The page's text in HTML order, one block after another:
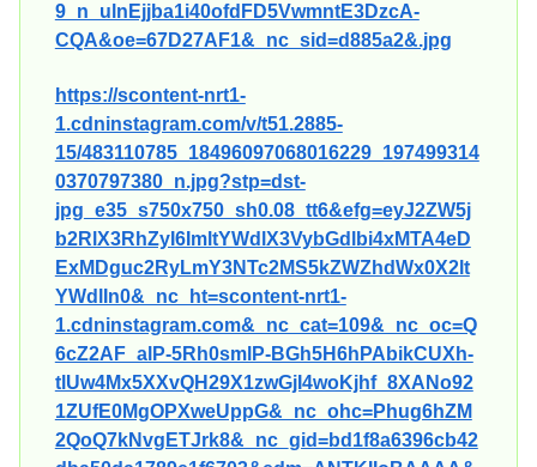
9_n_ulnEjjba1i40ofdFD5VwmntE3DzcA-
CQA&oe=67D27AF1&_nc_sid=d885a2&.jpg
https://scontent-nrt1-
1.cdninstagram.com/v/t51.2885-
15/483110785_18496097068016229_197499314
0370797380_n.jpg?stp=dst-
jpg_e35_s750x750_sh0.08_tt6&efg=eyJ2ZW5j
b2RlX3RhZyI6ImltYWdlX3VybGdlbi4xMTA4eD
ExMDguc2RyLmY3NTc2MS5kZWZhdWx0X2lt
YWdlIn0&_nc_ht=scontent-nrt1-
1.cdninstagram.com&_nc_cat=109&_nc_oc=Q
6cZ2AF_alP-5Rh0smlP-BGh5H6hPAbikCUXh-
tlUw4Mx5XXvQH29X1zwGjI4woKjhf_8XANo92
1ZUfE0MgOPXweUppG&_nc_ohc=Phug6hZM
2QoQ7kNvgETJrk8&_nc_gid=bd1f8a6396cb42